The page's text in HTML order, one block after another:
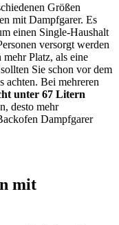
Größen
mit Dampfgarer. Es
einen Single-Haushalt
versorgt werden
Platz, als eine
Sie schon vor dem
achten. Bei mehreren
unter 67 Litern
desto mehr
Dampfgarer
mit